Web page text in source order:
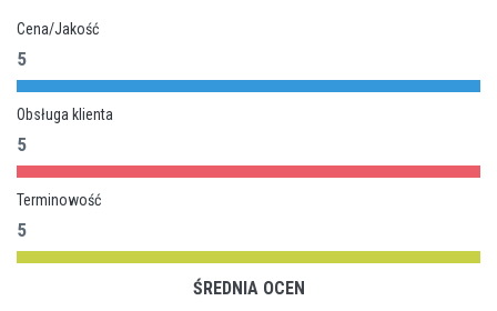
Cena/Jakość
5
Obsługa klienta
5
Terminowość
5
ŚREDNIA OCEN